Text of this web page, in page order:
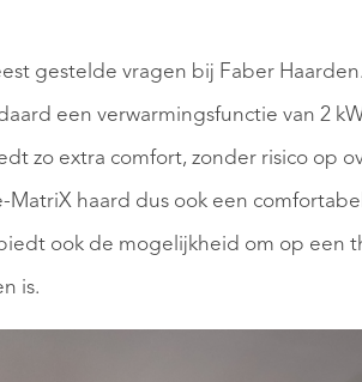
gestelde vragen bij Faber
een verwarmingsfunctie van 2
zo extra comfort, zonder risico op
haard dus ook een
ook de mogelijkheid om op een
is.
REGISTREER